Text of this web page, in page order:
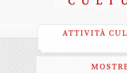
ATTIVITÀ